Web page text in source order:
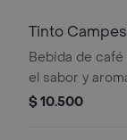
Tinto
Bebida de
el sabor y
endulzada con
$ 10.500